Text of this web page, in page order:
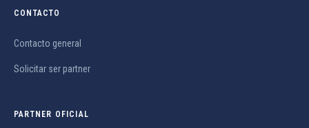
CONTACTO
Contacto general
Solicitar ser partner
PARTNER OFICIAL